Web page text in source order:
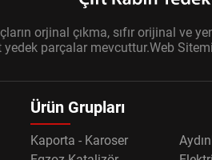
orjinal çıkma, sıfır orijinal ve
parçalar mevcuttur.Web
Ürün Grupları
Kaporta - Karoser